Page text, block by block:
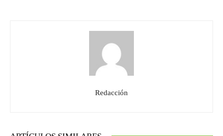
Redacción